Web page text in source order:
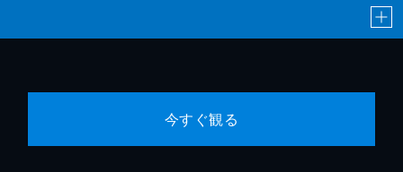
今すぐ観る